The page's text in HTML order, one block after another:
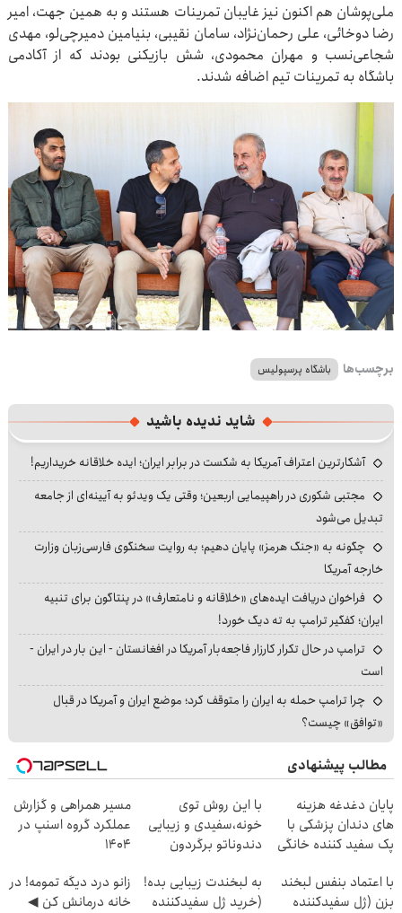
ملی‌پوشان هم اکنون نیز غایبان تمرینات هستند و به همین جهت، امیر
رضا دوخائی، علی رحمان‌نژاد، سامان نقیبی، بنیامین دمیرچی‌لو، مهدی
شجاعی‌نسب و مهران محمودی، شش بازیکنی بودند که از آکادمی
باشگاه به تمرینات تیم اضافه شدند.
برچسب‌ها باشگاه پرسپولیس
شاید ندیده باشید
آشکارترین اعتراف آمریکا به شکست در برابر ایران؛ ایده خلاقانه خریداریم!
مجتبی شکوری در راهپیمایی اربعین؛ وقتی یک ویدئو به آیینه‌ای از جامعه
تبدیل می‌شود
چگونه به «جنگ هرمز» پایان دهیم؛ به روایت سخنگوی فارسی‌زبان وزارت
خارجه آمریکا
فراخوان دریافت ایده‌های «خلاقانه و نامتعارف» در پنتاگون برای تنبیه
ایران؛ کفگیر ترامپ به ته دیگ خورد!
ترامپ در حال تکرار کارزار فاجعه‌بار آمریکا در افغانستان - این بار در ایران -
است
چرا ترامپ حمله به ایران را متوقف کرد؛ موضع ایران و آمریکا در قبال
«توافق» چیست؟
مطالب پیشنهادی
پایان دغدغه هزینه
های دندان پزشکی با
پک سفید کننده خانگی
با این روش توی
خونه،سفیدی و زیبایی
دندوناتو برگردون
مسیر همراهی و گزارش
عملکرد گروه اسنپ در
۱۴۰۴
با اعتماد بنفس لبخند
بزن (ژل سفیدکننده
به لبخندت زیبایی بده!
(خرید ژل سفیدکننده
زانو درد دیگه تمومه! در
خانه درمانش کن ◀